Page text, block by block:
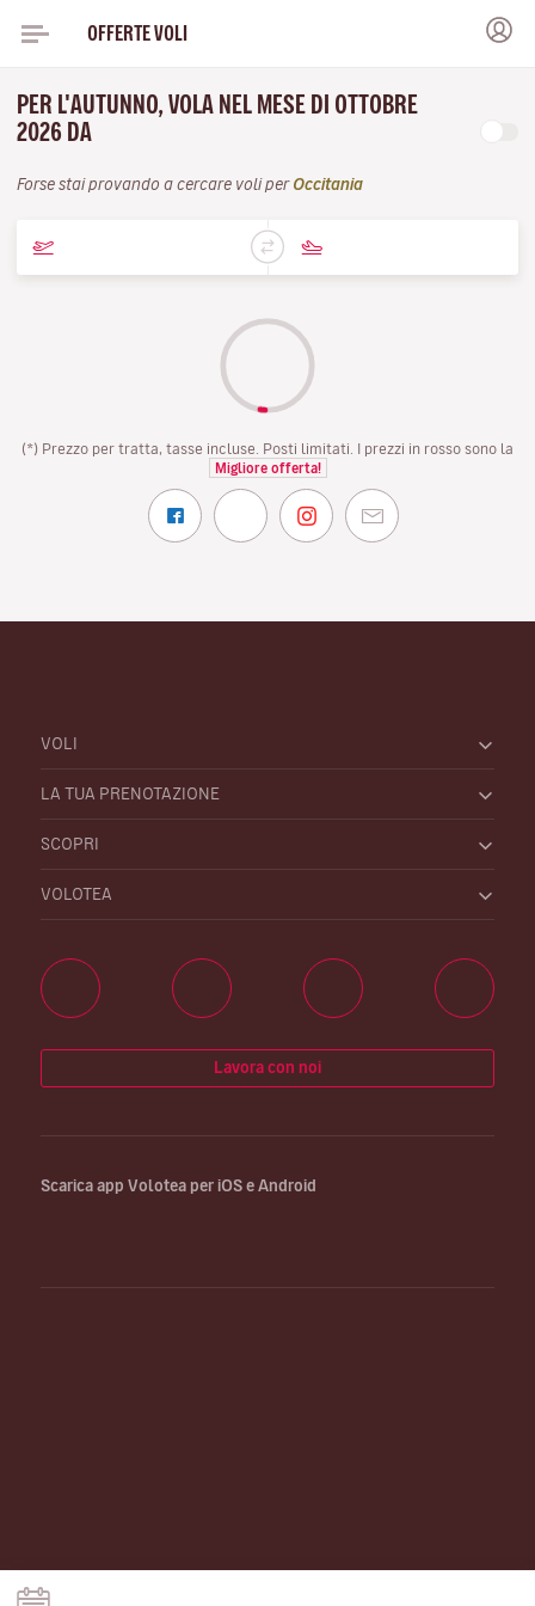
OFFERTE VOLI
PER L'AUTUNNO, VOLA NEL MESE DI OTTOBRE
2026 DA
Forse stai provando a cercare voli per Occitania
(*) Prezzo per tratta, tasse incluse. Posti limitati. I prezzi in rosso sono la
Migliore offerta!
VOLI
LA TUA PRENOTAZIONE
SCOPRI
VOLOTEA
Lavora con noi
Scarica app Volotea per iOS e Android